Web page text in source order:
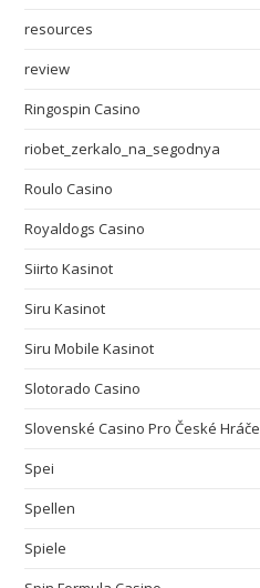
resources
review
Ringospin Casino
riobet_zerkalo_na_segodnya
Roulo Casino
Royaldogs Casino
Siirto Kasinot
Siru Kasinot
Siru Mobile Kasinot
Slotorado Casino
Slovenské Casino Pro České Hráče
Spei
Spellen
Spiele